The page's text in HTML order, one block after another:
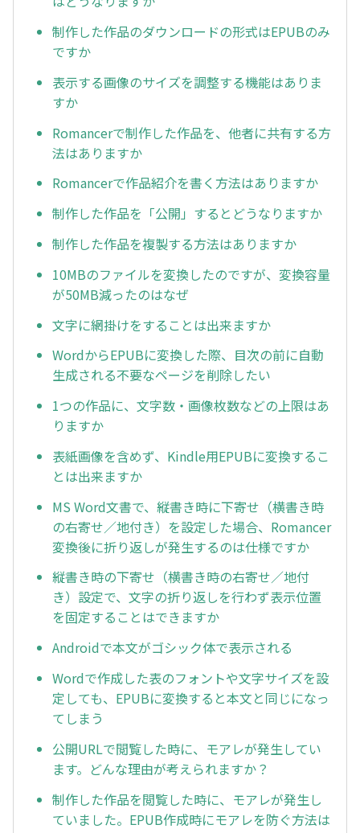
制作した作品のダウンロードの形式はEPUBのみ
ですか
表示する画像のサイズを調整する機能はありま
すか
Romancerで制作した作品を、他者に共有する方
法はありますか
Romancerで作品紹介を書く方法はありますか
制作した作品を「公開」するとどうなりますか
制作した作品を複製する方法はありますか
10MBのファイルを変換したのですが、変換容量
が50MB減ったのはなぜ
文字に網掛けをすることは出来ますか
WordからEPUBに変換した際、目次の前に自動
生成される不要なページを削除したい
1つの作品に、文字数・画像枚数などの上限はあ
りますか
表紙画像を含めず、Kindle用EPUBに変換するこ
とは出来ますか
MS Word文書で、縦書き時に下寄せ（横書き時
の右寄せ／地付き）を設定した場合、Romancer
変換後に折り返しが発生するのは仕様ですか
縦書き時の下寄せ（横書き時の右寄せ／地付
き）設定で、文字の折り返しを行わず表示位置
を固定することはできますか
Androidで本文がゴシック体で表示される
Wordで作成した表のフォントや文字サイズを設
定しても、EPUBに変換すると本文と同じになっ
てしまう
公開URLで閲覧した時に、モアレが発生してい
ます。どんな理由が考えられますか？
制作した作品を閲覧した時に、モアレが発生し
ていました。EPUB作成時にモアレを防ぐ方法は